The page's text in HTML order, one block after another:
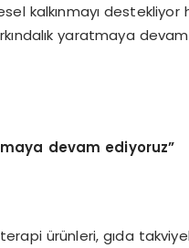
kalkınmayı
yaratmaya
devam ediyoruz”
ürünleri, gıda